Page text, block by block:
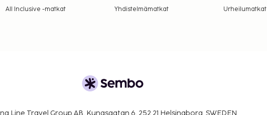
All Inclusive -matkat Yhdistelmämatkat Urheilumatkat
Line Travel Group AB, Kungsgatan 6, 252 21 Helsingborg, SWEDEN